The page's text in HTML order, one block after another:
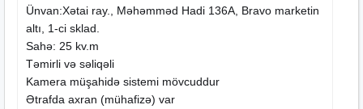
Ünvan:Xətai ray., Məhəmməd Hadi 136A, Bravo marketin
altı, 1-ci sklad.
Sahə: 25 kv.m
Təmirli və səliqəli
Kamera müşahidə sistemi mövcuddur
Ətrafda axran (mühafizə) var